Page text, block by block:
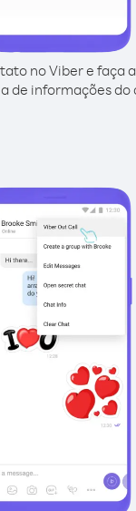
no Viber e faça
de informações do